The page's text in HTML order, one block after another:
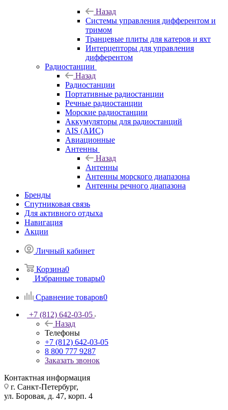
Назад
Системы управления дифферентом и
тримом
Транцевые плиты для катеров и яхт
Интерцепторы для управления
дифферентом
Радиостанции
Назад
Радиостанции
Портативные радиостанции
Речные радиостанции
Морские радиостанции
Аккумуляторы для радиостанций
AIS (АИС)
Авиационные
Антенны
Назад
Антенны
Антенны морского диапазона
Антенны речного диапазона
Бренды
Спутниковая связь
Для активного отдыха
Навигация
Акции
Личный кабинет
Корзина0
Избранные товары0
Сравнение товаров0
+7 (812) 642-03-05
Назад
Телефоны
+7 (812) 642-03-05
8 800 777 9287
Заказать звонок
Контактная информация
г. Санкт-Петербург,
ул. Боровая, д. 47, корп. 4